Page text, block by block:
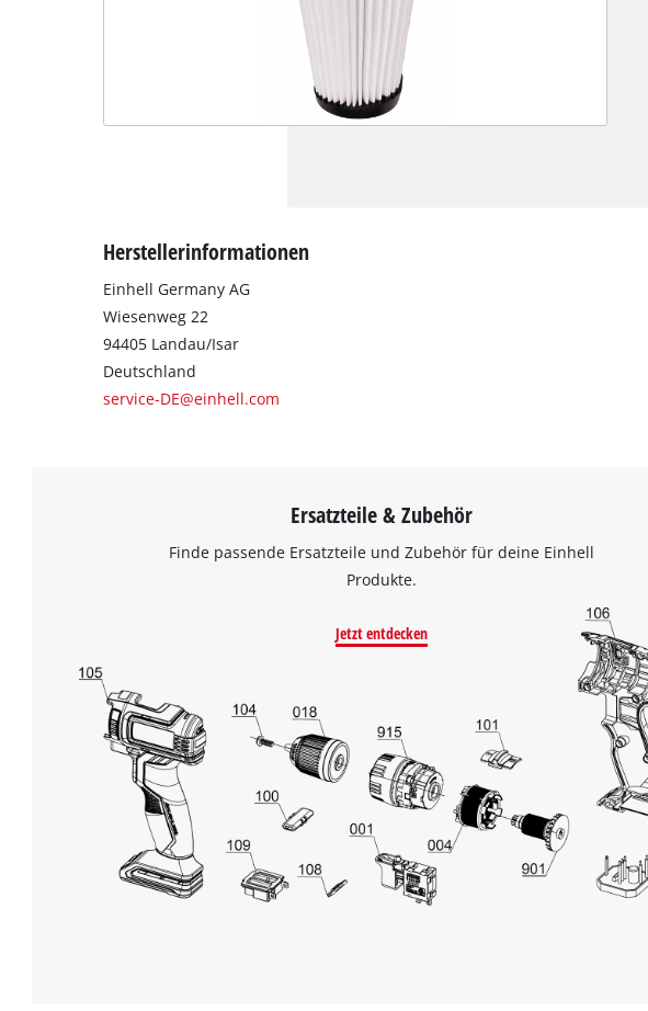
Herstellerinformationen
Einhell Germany AG
Wiesenweg 22
94405 Landau/Isar
Deutschland
service-DE@einhell.com
Ersatzteile & Zubehör
Finde passende Ersatzteile und Zubehör für deine Einhell
Produkte.
Jetzt entdecken